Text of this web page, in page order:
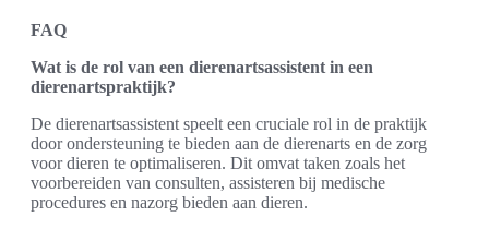
FAQ
Wat is de rol van een dierenartsassistent in een
dierenartspraktijk?
De dierenartsassistent speelt een cruciale rol in de praktijk
door ondersteuning te bieden aan de dierenarts en de zorg
voor dieren te optimaliseren. Dit omvat taken zoals het
voorbereiden van consulten, assisteren bij medische
procedures en nazorg bieden aan dieren.